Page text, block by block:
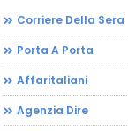
Corriere Della Sera
Porta A Porta
Affaritaliani
Agenzia Dire